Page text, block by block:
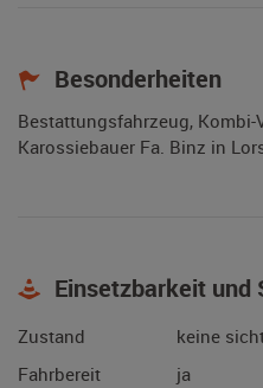
Besonderheiten
Bestattungsfahrzeug,
Karossiebauer Fa. Binz in
Einsetzbarkeit und
Zustand
keine
Fahrbereit
ja